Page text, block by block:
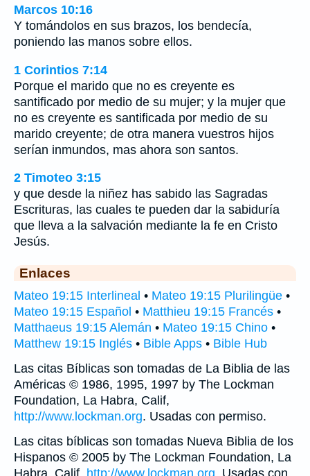
Marcos 10:16
Y tomándolos en sus brazos, los bendecía,
poniendo las manos sobre ellos.
1 Corintios 7:14
Porque el marido que no es creyente es
santificado por medio de su mujer; y la mujer que
no es creyente es santificada por medio de su
marido creyente; de otra manera vuestros hijos
serían inmundos, mas ahora son santos.
2 Timoteo 3:15
y que desde la niñez has sabido las Sagradas
Escrituras, las cuales te pueden dar la sabiduría
que lleva a la salvación mediante la fe en Cristo
Jesús.
Enlaces
Mateo 19:15 Interlineal • Mateo 19:15 Plurilingüe •
Mateo 19:15 Español • Matthieu 19:15 Francés •
Matthaeus 19:15 Alemán • Mateo 19:15 Chino •
Matthew 19:15 Inglés • Bible Apps • Bible Hub
Las citas Bíblicas son tomadas de La Biblia de las
Américas © 1986, 1995, 1997 by The Lockman
Foundation, La Habra, Calif,
http://www.lockman.org. Usadas con permiso.
Las citas bíblicas son tomadas Nueva Biblia de los
Hispanos © 2005 by The Lockman Foundation, La